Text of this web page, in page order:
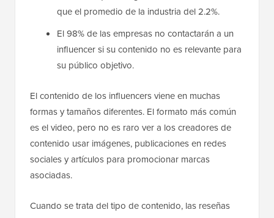
que el promedio de la industria del 2.2%.
El 98% de las empresas no contactarán a un
influencer si su contenido no es relevante para
su público objetivo.
El contenido de los influencers viene en muchas
formas y tamaños diferentes. El formato más común
es el video, pero no es raro ver a los creadores de
contenido usar imágenes, publicaciones en redes
sociales y artículos para promocionar marcas
asociadas.
Cuando se trata del tipo de contenido, las reseñas